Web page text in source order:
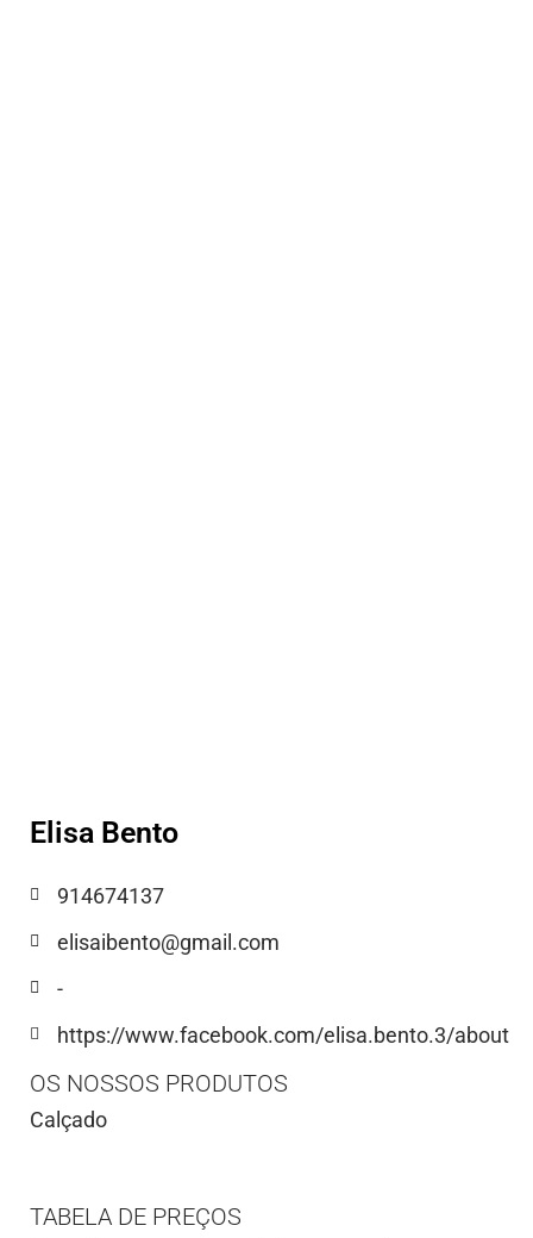
Elisa Bento
914674137
elisaibento@gmail.com
-
https://www.facebook.com/elisa.bento.3/about
OS NOSSOS PRODUTOS
Calçado
TABELA DE PREÇOS